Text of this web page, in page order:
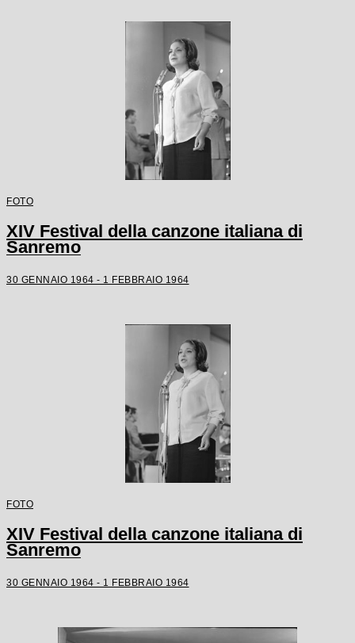
FOTO
XIV Festival della canzone italiana di
Sanremo
30 GENNAIO 1964 - 1 FEBBRAIO 1964
FOTO
XIV Festival della canzone italiana di
Sanremo
30 GENNAIO 1964 - 1 FEBBRAIO 1964